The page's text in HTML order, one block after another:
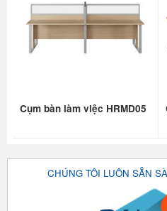
Cụm bàn làm việc HRMD05
CHÚNG TÔI LUÔN SẴN